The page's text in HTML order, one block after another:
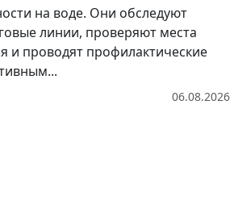
на воде. Они обследуют
линии, проверяют места
и проводят профилактические
06.08.2026